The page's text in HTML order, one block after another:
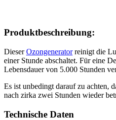
Produktbeschreibung:
DieserOzongeneratorreinigt die
einer Stunde abschaltet. Für eine
Lebensdauer von 5.000 Stunden
Es ist unbedingt darauf zu achten,
nach zirka zwei Stunden wieder
Technische Daten